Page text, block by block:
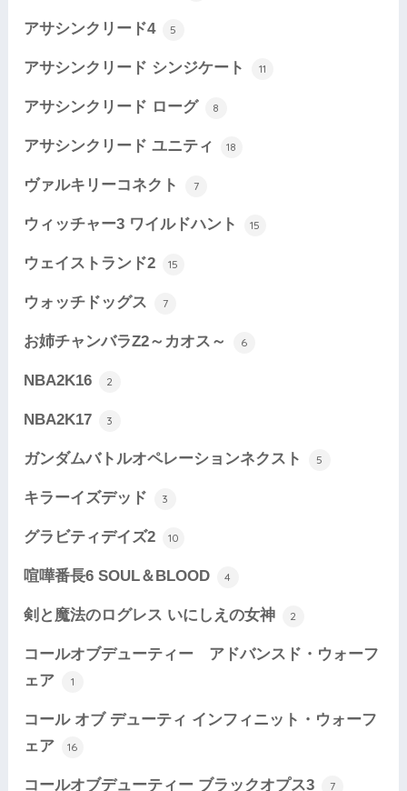
アサシンクリード4 5
アサシンクリード シンジケート 11
アサシンクリード ローグ 8
アサシンクリード ユニティ 18
ヴァルキリーコネクト 7
ウィッチャー3 ワイルドハント 15
ウェイストランド2 15
ウォッチドッグス 7
お姉チャンバラZ2～カオス～ 6
NBA2K16 2
NBA2K17 3
ガンダムバトルオペレーションネクスト 5
キラーイズデッド 3
グラビティデイズ2 10
喧嘩番長6 SOUL＆BLOOD 4
剣と魔法のログレス いにしえの女神 2
コールオブデューティー アドバンスド・ウォーフ
ェア
1
コール オブ デューティ インフィニット・ウォーフ
ェア
16
コールオブデューティー ブラックオプス3 7